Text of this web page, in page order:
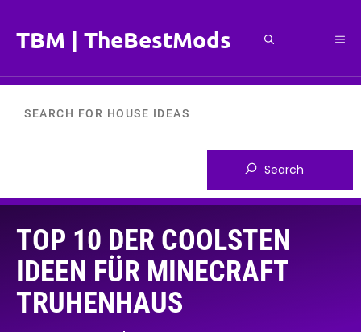
springen
TBM | TheBestMods
TOP 10 DER COOLSTEN
IDEEN FÜR MINECRAFT
TRUHENHAUS